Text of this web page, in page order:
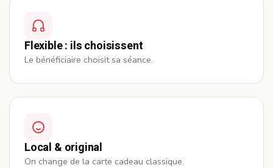
Flexible : ils choisissent
Le bénéficiaire choisit sa séance.
Local & original
On change de la carte cadeau classique.